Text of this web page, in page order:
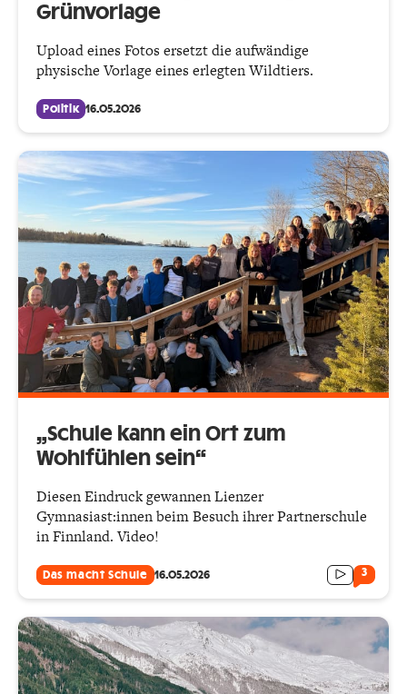
Grünvorlage
Upload eines Fotos ersetzt die aufwändige
physische Vorlage eines erlegten Wildtiers.
Politik 16.05.2026
„Schule kann ein Ort zum
Wohlfühlen sein“
Diesen Eindruck gewannen Lienzer
Gymnasiast:innen beim Besuch ihrer Partnerschule
in Finnland. Video!
Das macht Schule 16.05.2026 3